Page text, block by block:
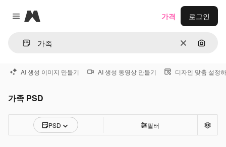
Close menu
Magnific
지우기이미지
가격 로그인
AI 생성 이미지 만들기 AI 생성 동영상 만들기 디자인 맞춤 설정
가족 PSD
PSD 필터